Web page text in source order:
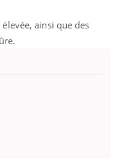
ainsi que des